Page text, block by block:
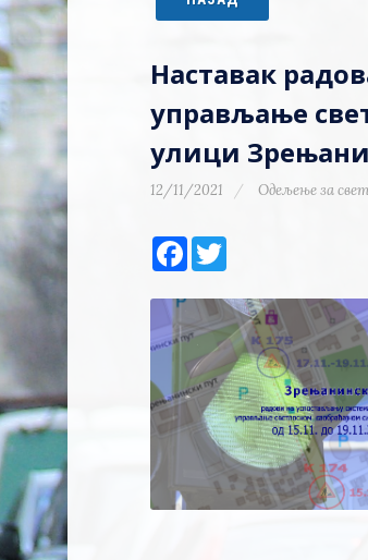
Наставак
управљање
улици
12/11/2021 Одељење за
Facebook